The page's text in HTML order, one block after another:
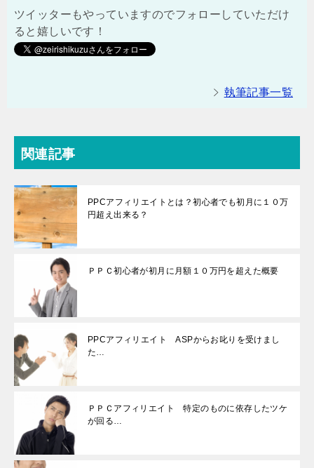
ツイッターもやっていますのでフォローしていただけ
ると嬉しいです！
執筆記事一覧
関連記事
PPCアフィリエイトとは？初心者でも初月に１０万
円超え出来る？
ＰＰＣ初心者が初月に月額１０万円を超えた概要
PPCアフィリエイト ASPからお叱りを受けまし
た…
ＰＰＣアフィリエイト 特定のものに依存したツケ
が回る…